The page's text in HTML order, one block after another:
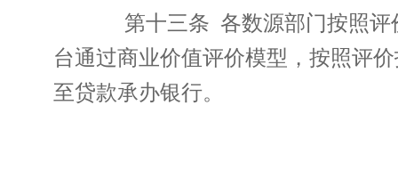
第十三条 各数源部门按照评
台通过商业价值评价模型，按照评
至贷款承办银行。